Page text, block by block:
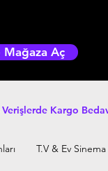
Aç
Verişlerde Kargo
T.V & Ev